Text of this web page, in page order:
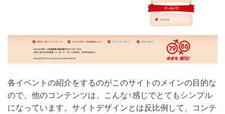
各イベントの紹介をするのがこのサイトのメインの目的な
ので、他のコンテンツは、こんな↑感じでとてもシンプル
になっています。サイトデザインとは反比例して、コンテ